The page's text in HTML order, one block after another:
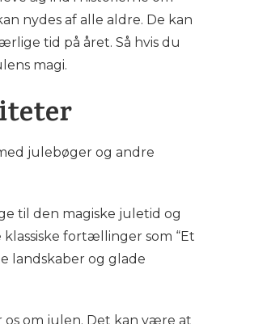
nydes af alle aldre. De kan
tid på året. Så hvis du
magi.
julebøger og andre
til den magiske juletid og
fortællinger som “Et
landskaber og glade
om julen. Det kan være at